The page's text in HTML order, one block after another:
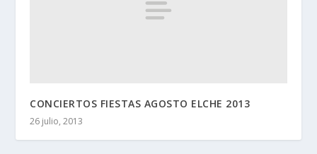
CONCIERTOS FIESTAS AGOSTO ELCHE 2013
26 julio, 2013